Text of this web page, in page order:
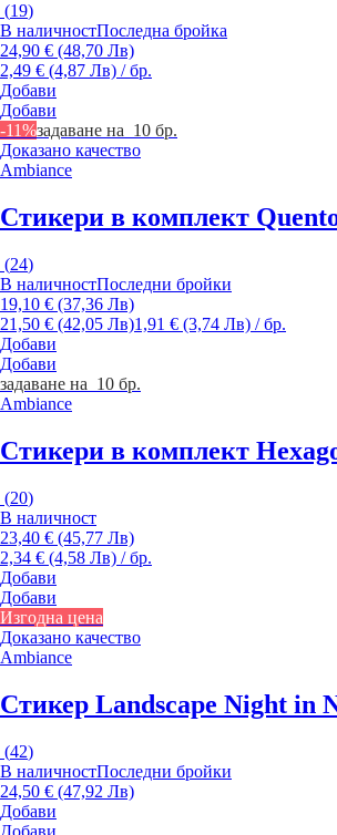
(19)
В наличностПоследна бройка
24,90 € (48,70 Лв)
2,49 € (4,87 Лв) / бр.
Добави
Добави
-11%задаване на 10 бр.
Доказано качество
Ambiance
Стикери в комплект
(24)
В наличностПоследни бройки
19,10 € (37,36 Лв)
21,50 € (42,05 Лв)1,91 € (3,74 Лв) / бр.
Добави
Добави
задаване на 10 бр.
Ambiance
Стикери в комплект
(20)
В наличност
23,40 € (45,77 Лв)
2,34 € (4,58 Лв) / бр.
Добави
Добави
Изгодна цена
Доказано качество
Ambiance
Стикер Landscape Night in
(42)
В наличностПоследни бройки
24,50 € (47,92 Лв)
Добави
Добави